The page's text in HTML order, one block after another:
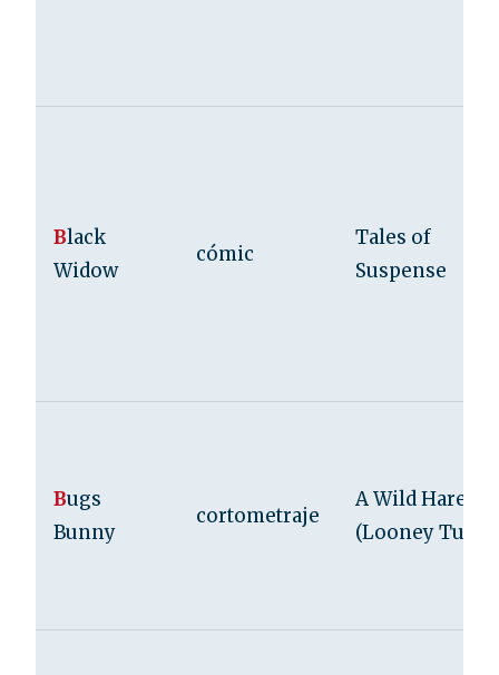
Black
Widow
cómic
Tales of
Suspense
Bugs
Bunny
cortometraje
A Wild Hare
(Looney